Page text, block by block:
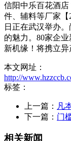
信阳中乐百花酒
件、辅料等厂家【
日正在武汉举办
的魅力。80家企
新机缘！将携立异
本文网址：
http://
标签：
上一篇： 凡
下一篇： 门
相关新闻